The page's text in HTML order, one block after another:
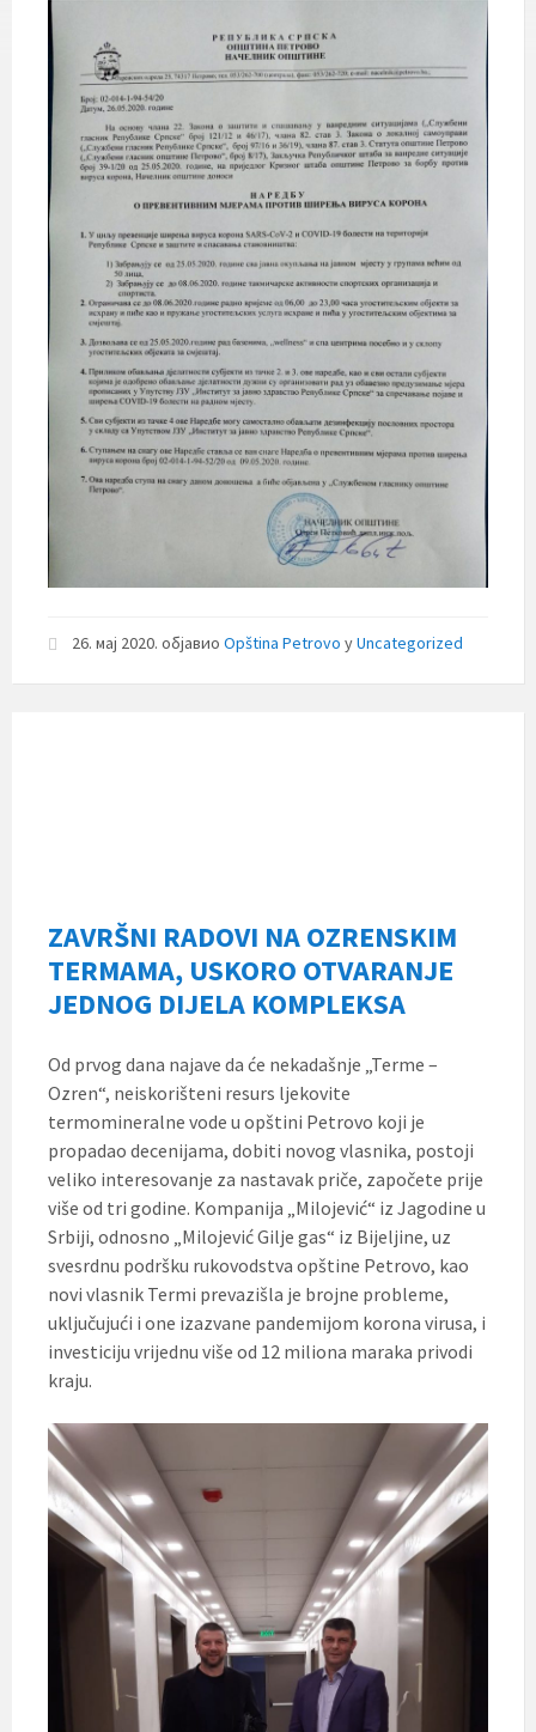
26. мај 2020. објавио Opština Petrovo уUncategorized
ZAVRŠNI RADOVI NA OZRENSKIM
TERMAMA, USKORO OTVARANJE
JEDNOG DIJELA KOMPLEKSA
Od prvog dana najave da će nekadašnje „Terme –
Ozren“, neiskorišteni resurs ljekovite
termomineralne vode u opštini Petrovo koji je
propadao decenijama, dobiti novog vlasnika, postoji
veliko interesovanje za nastavak priče, započete prije
više od tri godine. Kompanija „Milojević“ iz Jagodine u
Srbiji, odnosno „Milojević Gilje gas“ iz Bijeljine, uz
svesrdnu podršku rukovodstva opštine Petrovo, kao
novi vlasnik Termi prevazišla je brojne probleme,
uključujući i one izazvane pandemijom korona virusa, i
investiciju vrijednu više od 12 miliona maraka privodi
kraju.